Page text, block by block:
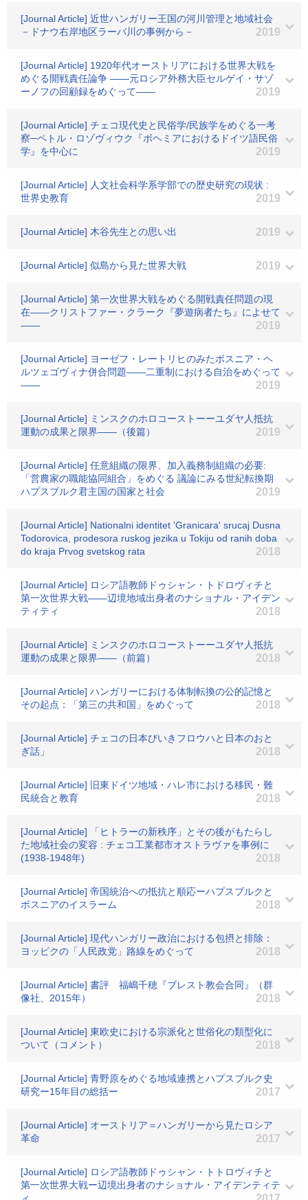
[Journal Article] 近世ハンガリー王国の河川管理と地域社会
－ドナウ右岸地区ラーバ川の事例から－
2019
[Journal Article] 1920年代オーストリアにおける世界大戦を
めぐる開戦責任論争 ――元ロシア外務大臣セルゲイ・サゾ
ーノフの回顧録をめぐって――
2019
[Journal Article] チェコ現代史と民俗学/民族学をめぐる一考
察─ペトル・ロゾヴィウク『ボヘミアにおけるドイツ語民俗
学』を中心に
2019
[Journal Article] 人文社会科学系学部での歴史研究の現状 :
世界史教育
2019
[Journal Article] 木谷先生との思い出 2019
[Journal Article] 似島から見た世界大戦 2019
[Journal Article] 第一次世界大戦をめぐる開戦責任問題の現
在――クリストファー・クラーク『夢遊病者たち』によせて
――
2019
[Journal Article] ヨーゼフ・レートリヒのみたボスニア・ヘ
ルツェゴヴィナ併合問題――二重制における自治をめぐって
――
2019
[Journal Article] ミンスクのホロコーストーーユダヤ人抵抗
運動の成果と限界――（後篇）
2019
[Journal Article] 任意組織の限界、加入義務制組織の必要:
「営農家の職能協同組合」をめぐる 議論にみる世紀転換期
ハプスブルク君主国の国家と社会
2019
[Journal Article] Nationalni identitet 'Granicara' srucaj Dusna
Todorovica, prodesora ruskog jezika u Tokiju od ranih doba
do kraja Prvog svetskog rata
2018
[Journal Article] ロシア語教師ドゥシャン・トドロヴィチと
第一次世界大戦――辺境地域出身者のナショナル・アイデン
ティティ
2018
[Journal Article] ミンスクのホロコーストーーユダヤ人抵抗
運動の成果と限界――（前篇）
2018
[Journal Article] ハンガリーにおける体制転換の公的記憶と
その起点：「第三の共和国」をめぐって
2018
[Journal Article] チェコの日本びいきフロウハと日本のおと
ぎ話」
2018
[Journal Article] 旧東ドイツ地域・ハレ市における移民・難
民統合と教育
2018
[Journal Article] 「ヒトラーの新秩序」とその後がもたらし
た地域社会の変容 : チェコ工業都市オストラヴァを事例に
(1938-1948年)
2018
[Journal Article] 帝国統治への抵抗と順応ーハプスブルクと
ボスニアのイスラーム
2018
[Journal Article] 現代ハンガリー政治における包摂と排除：
ヨッビクの「人民政党」路線をめぐって
2018
[Journal Article] 書評 福嶋千穂『ブレスト教会合同』（群
像社、2015年）
2018
[Journal Article] 東欧史における宗派化と世俗化の類型化に
ついて（コメント）
2018
[Journal Article] 青野原をめぐる地域連携とハプスブルク史
研究ー15年目の総括ー
2017
[Journal Article] オーストリア＝ハンガリーから見たロシア
革命
2017
[Journal Article] ロシア語教師ドゥシャン・トトロヴィチと
第一次世界大戦ー辺境出身者のナショナル・アイデンティテ